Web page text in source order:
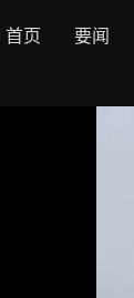
首页 要闻